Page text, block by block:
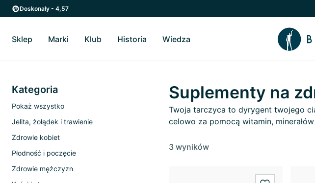
Przejdź do strony głównej
Przejdź do głównego menu
Doskonały - 4,57
Sklep Przełącz Sklep podmenu
Marki Przełącz Marki podmenu
Klub Historia Przełącz Historia podmenu
Wiedza
Suplementy na
Twoja tarczyca to dyrygent twojego
celowo za pomocą witamin,
3 wyników
Kategoria
Pokaż wszystko
Jelita, żołądek i trawienie
Zdrowie kobiet
Płodność i poczęcie
Zdrowie mężczyzn